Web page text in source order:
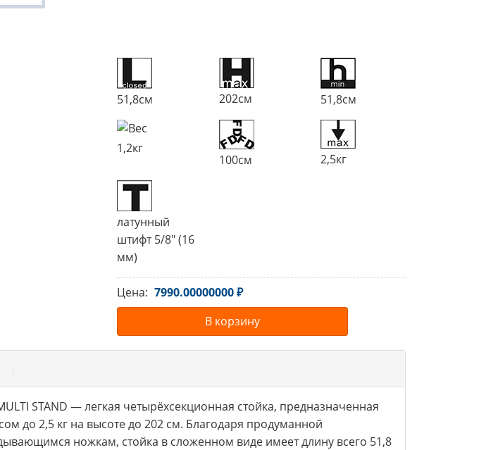
51,8см 202см 51,8см
1,2кг
100см 2,5кг
латунный
штифт 5/8" (16
мм)
Цена: 7990.00000000 ₽
В корзину
STAND — легкая четырёхсекционная стойка, предназначенная
до 2,5 кг на высоте до 202 см. Благодаря продуманной
ножкам, стойка в сложенном виде имеет длину всего 51,8